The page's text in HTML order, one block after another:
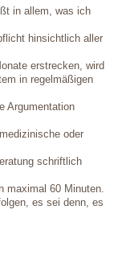
in allem, was ich
hinsichtlich aller
erstrecken, wird
in regelmäßigen
Argumentation
oder
schriftlich
maximal 60 Minuten.
es sei denn, es